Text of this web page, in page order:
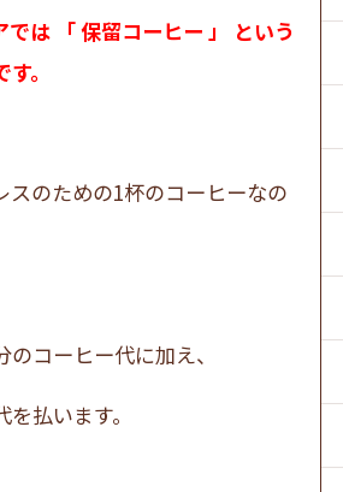
では 「 保留コーヒー 」 という
。
スのための1杯のコーヒーなの
コーヒー代に加え、
払います。